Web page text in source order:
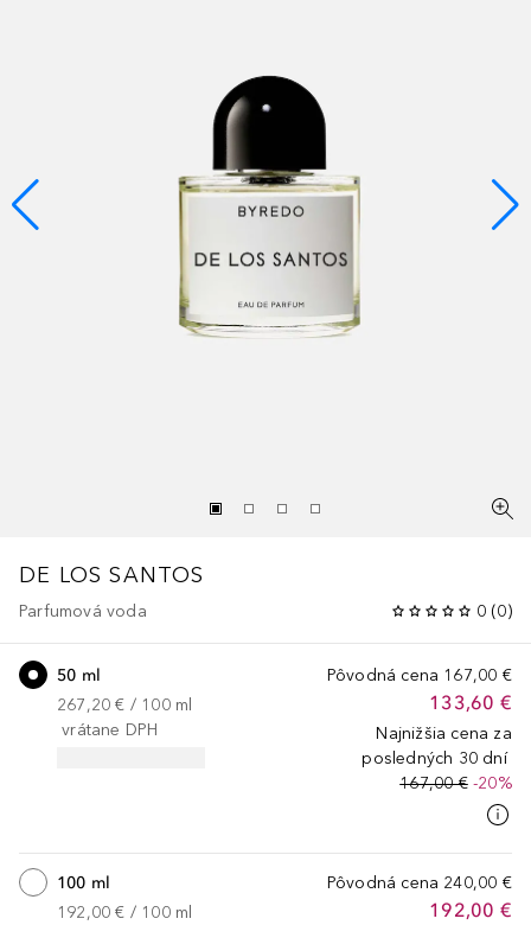
DE LOS SANTOS
Parfumová voda 0 (0)
Pôvodná cena 167,00 €
133,60 €
Najnižšia cena za
posledných 30 dní
167,00 €-20%
50 ml
267,20 € / 100 ml
vrátane DPH
Pôvodná cena 240,00 €
192,00 €
100 ml
192,00 € / 100 ml